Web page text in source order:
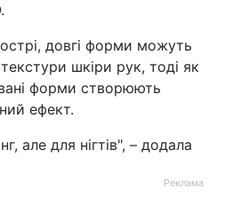
довгі форми можуть
шкіри рук, тоді як
форми створюють
ефект.
але для нігтів", – додала
Реклама